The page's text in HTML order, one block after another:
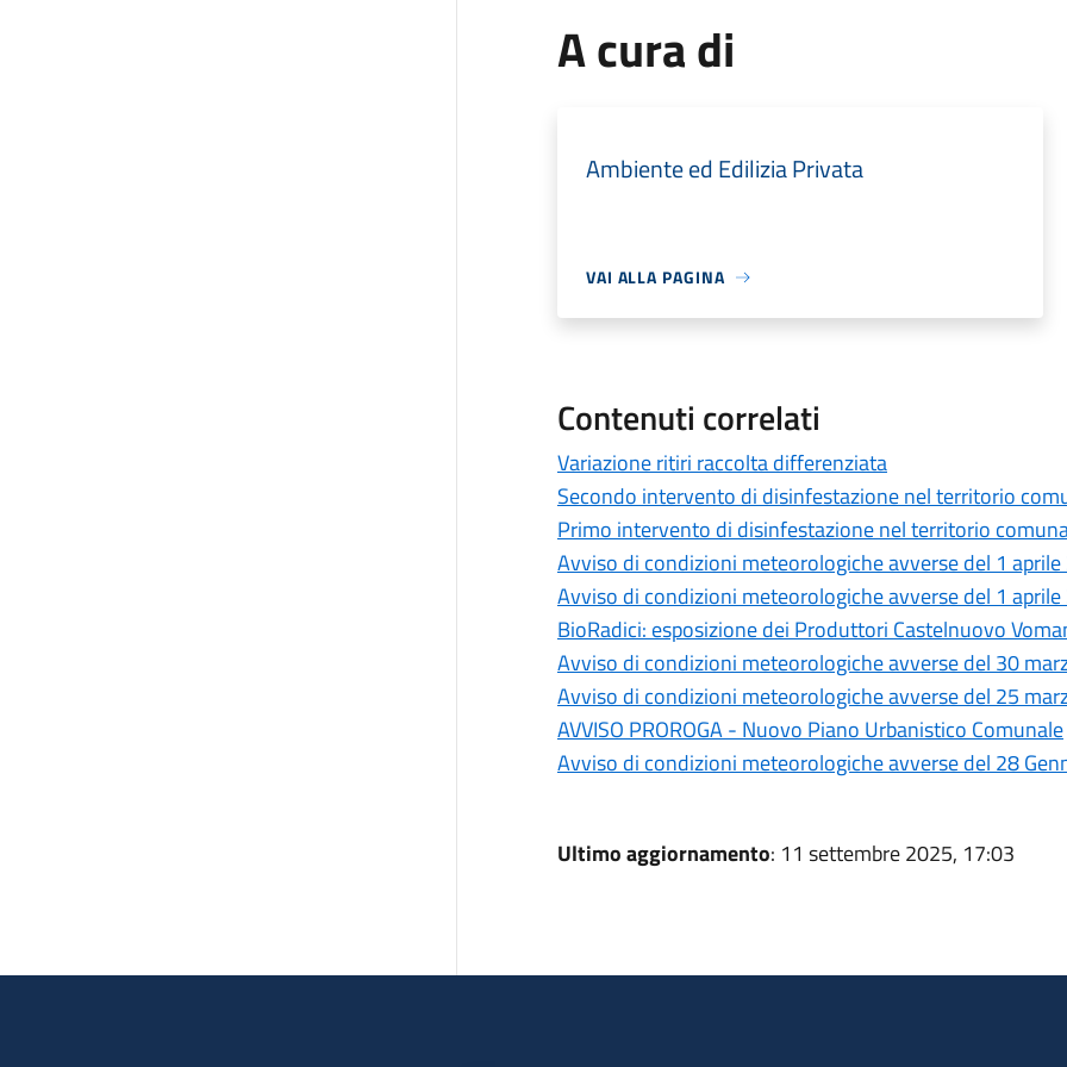
A cura di
Ambiente ed Edilizia Privata
VAI ALLA PAGINA
Contenuti correlati
Variazione ritiri raccolta differenziata
Secondo intervento di disinfestazione nel territorio
Primo intervento di disinfestazione nel territorio
Avviso di condizioni meteorologiche avverse del 1
Avviso di condizioni meteorologiche avverse del 1
BioRadici: esposizione dei Produttori Castelnuovo
Avviso di condizioni meteorologiche avverse del 30
Avviso di condizioni meteorologiche avverse del 25
AVVISO PROROGA - Nuovo Piano Urbanistico Comunale
Avviso di condizioni meteorologiche avverse del 28
Ultimo aggiornamento: 11 settembre 2025, 17:03